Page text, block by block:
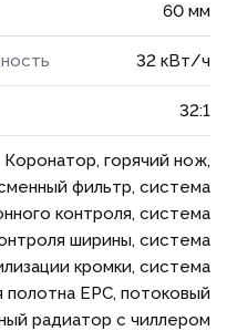
60 мм
32 кВт/ч
32:1
Коронатор, горячий нож,
фильтр, система
контроля, система
ширины, система
кромки, сиcтема
EPC, потоковый
радиатор с чиллером